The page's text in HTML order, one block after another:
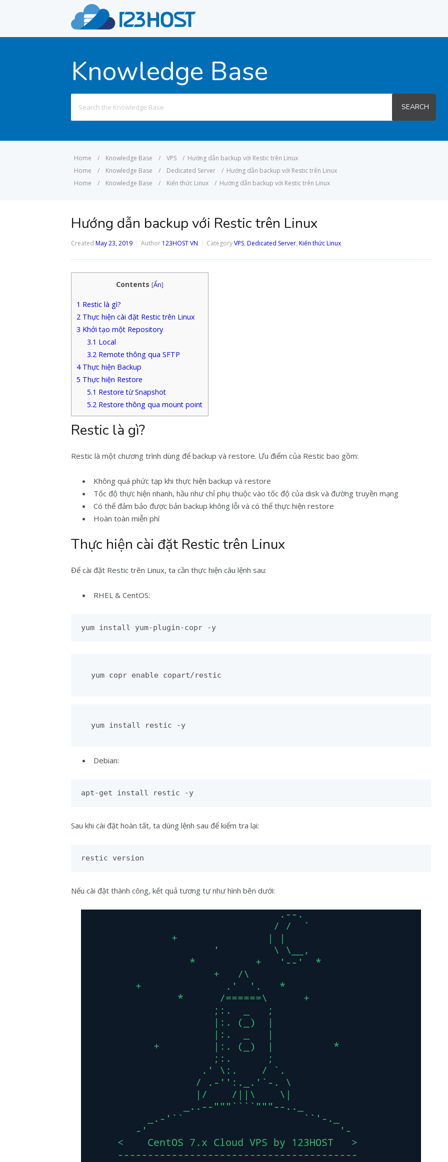
Knowledge Base
for:
SEARCH
Home / Knowledge Base / VPS / Hướng dẫn backup với Restic trên Linux
Home
/ Knowledge Base / Dedicated Server / Hướng dẫn backup với Restic trên Linux
Home
/ Knowledge Base / Kiến thức Linux / Hướng dẫn backup với Restic trên Linux
Hướng dẫn backup với Restic trên Linux
Created May 23, 2019 Author 123HOST VN CategoryVPS, Dedicated Server, Kiến thức Linux
Contents [Ẩn]
1 Restic là gì?
2 Thực hiện cài đặt Restic trên Linux
3 Khởi tạo một Repository
3.1 Local
3.2 Remote thông qua SFTP
4Thực hiện Backup
5 Thực hiện Restore
5.1 Restore từ Snapshot
5.2 Restore thông qua mount point
Restic là gì?
Restic là một chương trình dùng để backup và restore. Ưu điểm của Restic bao gồm:
Không quá phức tạp khi thực hiện backup và restore
Tốc độ thực hiện nhanh, hầu như chỉ phụ thuộc vào tốc độ của disk và đường truyền mạng
Có thể đảm bảo được bản backup không lỗi và có thể thực hiện restore
Hoàn toàn miễn phí
Thực hiện cài đặt Restic trên Linux
Để cài đặt Restic trên Linux, ta cần thực hiện câu lệnh sau:
RHEL & CentOS:
yum install yum-plugin-copr -y
yum copr enable copart/restic
Debian:
apt-get install restic -y
Sau khi cài đặt hoàn tất, ta dùng lệnh sau để kiểm tra lại:
restic version
Nếu cài đặt thành công, kết quả tương tự như hình bên dưới: